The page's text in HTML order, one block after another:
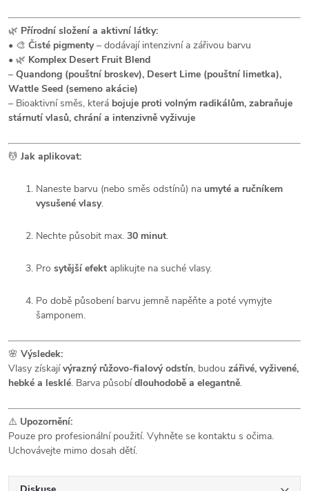
🌿 Přírodní složení a aktivní látky:
• 🎨 Čisté pigmenty– dodávají intenzivní a zářivou barvu
• 🌿 Komplex Desert Fruit Blend
– Quandong (pouštní broskev), Desert Lime (pouštní limetka),
Wattle Seed (semeno akácie)
– Bioaktivní směs, která bojuje proti volným radikálům, zabraňuje
stárnutí vlasů, chrání a intenzivně vyživuje
💆 Jak aplikovat:
Naneste barvu (nebo směs odstínů) na umyté a ručníkem
vysušené vlasy.
Nechte působit max. 30 minut.
Pro sytější efekt aplikujte na suché vlasy.
Po době působení barvu jemně napěňte a poté vymyjte
šamponem.
🌸 Výsledek:
Vlasy získajívýrazný růžovo-fialový odstín, budou zářivé, vyživené,
hebké a lesklé. Barva působídlouhodobě a elegantně.
⚠️ Upozornění:
Pouze pro profesionální použití. Vyhněte se kontaktu s očima.
Uchovávejte mimo dosah dětí.